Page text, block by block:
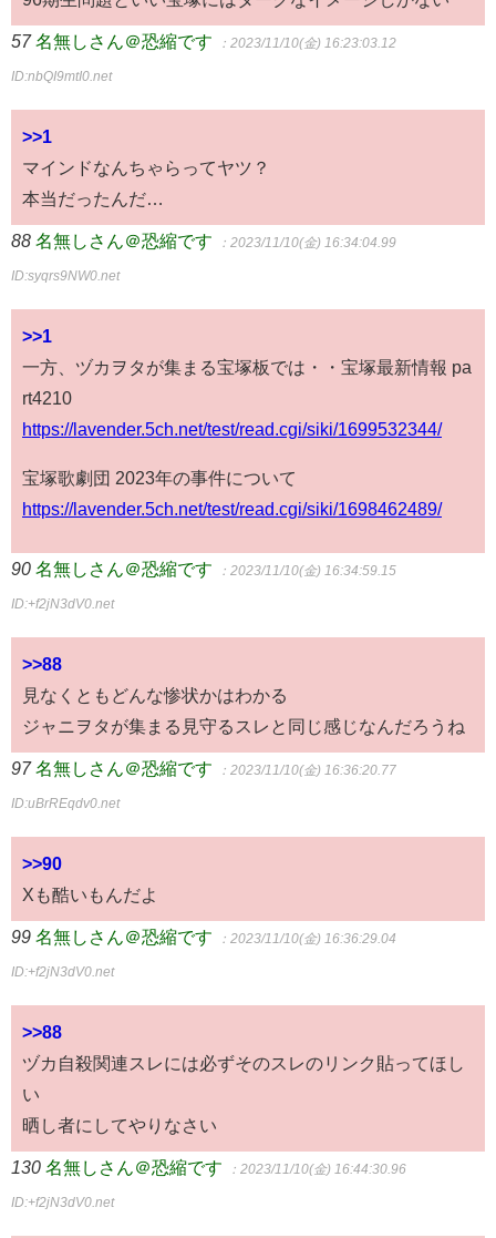
57 名無しさん＠恐縮です ：2023/11/10(金) 16:23:03.12
ID:nbQI9mtI0.net
>>1
マインドなんちゃらってヤツ？
本当だったんだ…
88 名無しさん＠恐縮です ：2023/11/10(金) 16:34:04.99
ID:syqrs9NW0.net
>>1
一方、ヅカヲタが集まる宝塚板では・・宝塚最新情報 pa
rt4210
https://lavender.5ch.net/test/read.cgi/siki/1699532344/
宝塚歌劇団 2023年の事件について
https://lavender.5ch.net/test/read.cgi/siki/1698462489/
90 名無しさん＠恐縮です ：2023/11/10(金) 16:34:59.15
ID:+f2jN3dV0.net
>>88
見なくともどんな惨状かはわかる
ジャニヲタが集まる見守るスレと同じ感じなんだろうね
97 名無しさん＠恐縮です ：2023/11/10(金) 16:36:20.77
ID:uBrREqdv0.net
>>90
Xも酷いもんだよ
99 名無しさん＠恐縮です ：2023/11/10(金) 16:36:29.04
ID:+f2jN3dV0.net
>>88
ヅカ自殺関連スレには必ずそのスレのリンク貼ってほし
い
晒し者にしてやりなさい
130 名無しさん＠恐縮です ：2023/11/10(金) 16:44:30.96
ID:+f2jN3dV0.net